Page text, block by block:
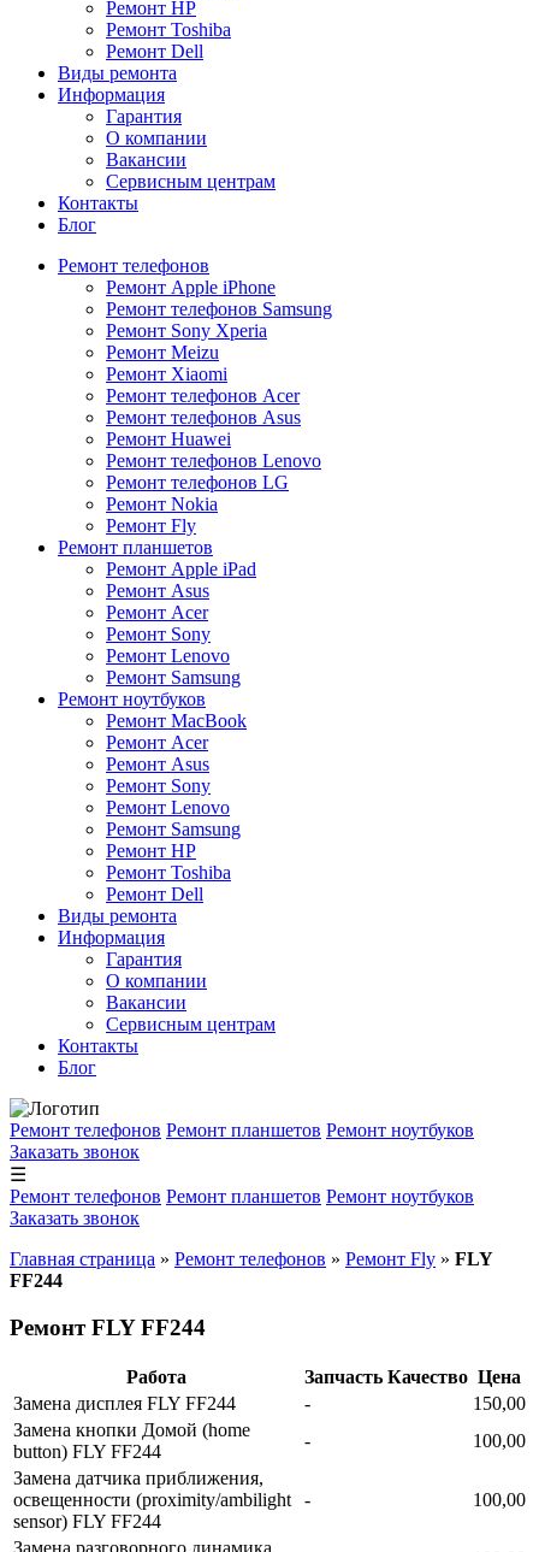
Ремонт HP
Ремонт Toshiba
Ремонт Dell
Виды ремонта
Информация
Гарантия
О компании
Вакансии
Сервисным центрам
Контакты
Блог
Ремонт телефонов
Ремонт Apple iPhone
Ремонт телефонов Samsung
Ремонт Sony Xperia
Ремонт Meizu
Ремонт Xiaomi
Ремонт телефонов Acer
Ремонт телефонов Asus
Ремонт Huawei
Ремонт телефонов Lenovo
Ремонт телефонов LG
Ремонт Nokia
Ремонт Fly
Ремонт планшетов
Ремонт Apple iPad
Ремонт Asus
Ремонт Acer
Ремонт Sony
Ремонт Lenovo
Ремонт Samsung
Ремонт ноутбуков
Ремонт MacBook
Ремонт Acer
Ремонт Asus
Ремонт Sony
Ремонт Lenovo
Ремонт Samsung
Ремонт HP
Ремонт Toshiba
Ремонт Dell
Виды ремонта
Информация
Гарантия
О компании
Вакансии
Сервисным центрам
Контакты
Блог
Ремонт телефонов Ремонт планшетов Ремонт ноутбуков
Заказать звонок
☰
Ремонт телефонов Ремонт планшетов Ремонт ноутбуков
Заказать звонок
Главная страница » Ремонт телефонов » Ремонт Fly » FLY
FF244
Ремонт FLY FF244
Работа Запчасть Качество Цена
Замена дисплея FLY FF244
-
150,00
Замена кнопки Домой (home
button) FLY FF244
-
100,00
Замена датчика приближения,
освещенности (proximity/ambilight
sensor) FLY FF244
- 100,00